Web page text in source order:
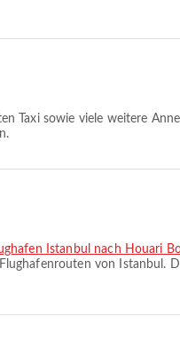
Taxi sowie viele weitere
Istanbul nach Houari
von Istanbul.